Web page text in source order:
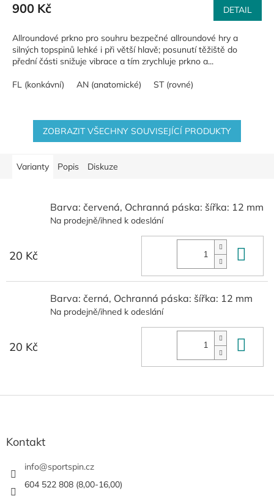
900 Kč DETAIL
Allroundové prkno pro souhru bezpečné allroundové hry a
silných topspinů lehké i při větší hlavě; posunutí těžiště do
přední části snižuje vibrace a tím zrychluje prkno a...
FL (konkávní) AN (anatomické) ST (rovné)
ZOBRAZIT VŠECHNY SOUVISEJÍCÍ PRODUKTY
Varianty Popis Diskuze
Barva: červená, Ochranná páska: šířka: 12 mm
Na prodejně/ihned k odeslání
20 Kč
Barva: černá, Ochranná páska: šířka: 12 mm
Na prodejně/ihned k odeslání
20 Kč
Z
Kontakt
info@sportspin.cz
604 522 808 (8,00-16,00)